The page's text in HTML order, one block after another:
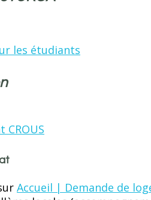
les étudiants
Accueil | Demande de